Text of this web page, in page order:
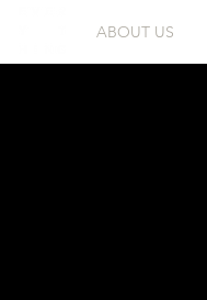
ABOUT US